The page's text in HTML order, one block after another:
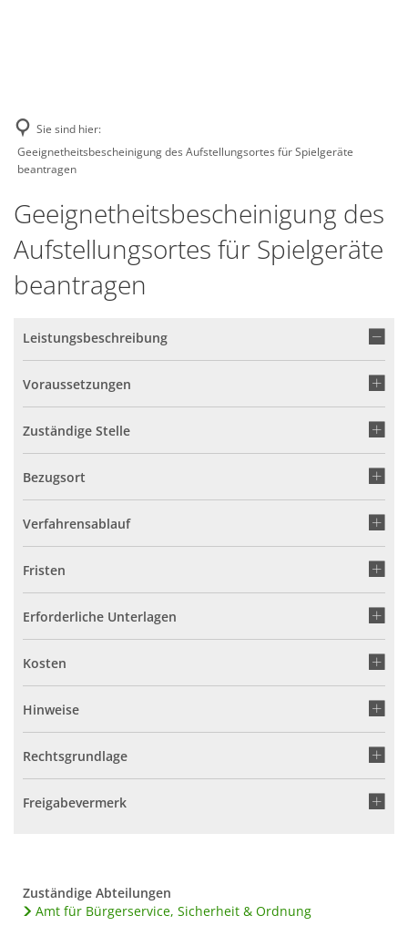
Sie sind hier:
Geeignetheitsbescheinigung des Aufstellungsortes für Spielgeräte
beantragen
Geeignetheitsbescheinigung des
Aufstellungsortes für Spielgeräte
beantragen
Leistungsbeschreibung
Voraussetzungen
Zuständige Stelle
Bezugsort
Verfahrensablauf
Fristen
Erforderliche Unterlagen
Kosten
Hinweise
Rechtsgrundlage
Freigabevermerk
Zuständige Abteilungen
Amt für Bürgerservice, Sicherheit & Ordnung